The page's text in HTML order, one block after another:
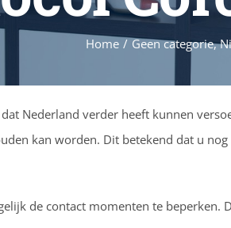
Home / Geen categorie,
Nederland verder heeft kunnen
kan worden. Dit betekend dat u
de contact momenten te